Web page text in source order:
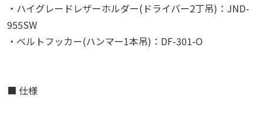
・ハイグレードレザーホルダー(ドライバー2丁吊)：JND-
955SW
・べルトフッカー(ハンマー1本吊)：DF-301-O
■ 仕様